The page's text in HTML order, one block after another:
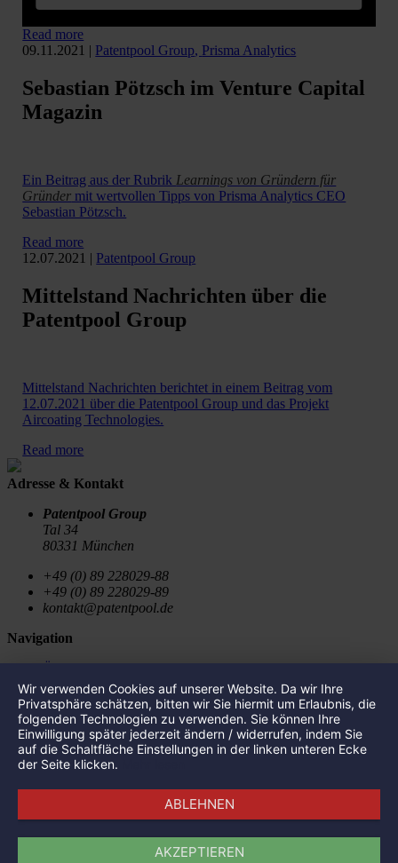
Read more
09.11.2021 | Patentpool Group, Prisma Analytics
Sebastian Pötzsch im Venture Capital
Magazin
Ein Beitrag aus der Rubrik Learnings von Gründern für
Gründer mit wertvollen Tipps von Prisma Analytics CEO
Sebastian Pötzsch.
Read more
12.07.2021 | Patentpool Group
Mittelstand Nachrichten über die
Patentpool Group
Mittelstand Nachrichten berichtet in einem Beitrag vom
12.07.2021 über die Patentpool Group und das Projekt
Aircoating Technologies.
Read more
Adresse & Kontakt
Patentpool Group
Tal 34
80331 München
+49 (0) 89 228029-88
+49 (0) 89 228029-89
kontakt@patentpool.de
Navigation
Portfolio
Aktuelles
Presse
Impressum
Datenschutz
Single Atom Technologies
Canify
Wir verwenden Cookies auf unserer Website. Da wir Ihre
Privatsphäre schätzen, bitten wir Sie hiermit um Erlaubnis, die
folgenden Technologien zu verwenden. Sie können Ihre
Einwilligung später jederzeit ändern / widerrufen, indem Sie
auf die Schaltfläche Einstellungen in der linken unteren Ecke
der Seite klicken.
ABLEHNEN
AKZEPTIEREN